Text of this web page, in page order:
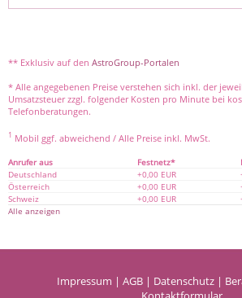
** Exklusiv auf den AstroGroup-Portalen
* Alle angegebenen Preise verstehen sich inkl. der
Umsatzsteuer zzgl. folgender Kosten pro Minute bei
Telefonberatungen.
1 Mobil ggf. abweichend / Alle Preise inkl. MwSt.
Anrufer aus Festnetz*
Deutschland
+0,00 EUR
Österreich
+0,00 EUR
Schweiz
+0,00 EUR
Alle anzeigen
Impressum | AGB| Datenschutz|